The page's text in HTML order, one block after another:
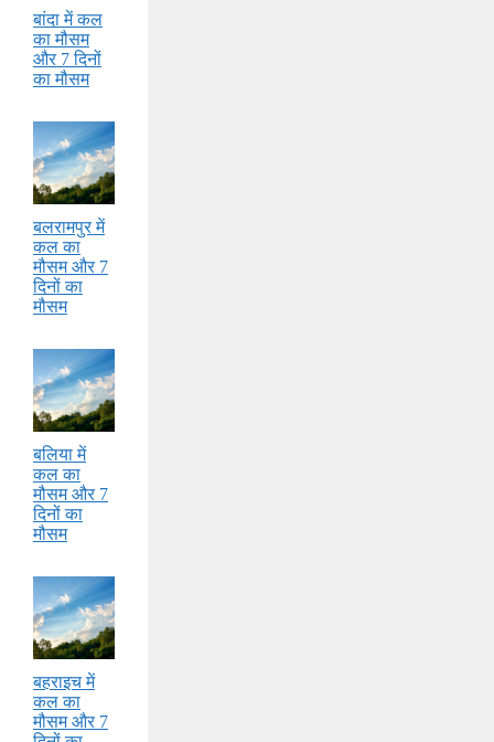
बांदा में कल
का मौसम
और 7 दिनों
का मौसम
बलरामपुर में
कल का
मौसम और 7
दिनों का
मौसम
बलिया में
कल का
मौसम और 7
दिनों का
मौसम
बहराइच में
कल का
मौसम और 7